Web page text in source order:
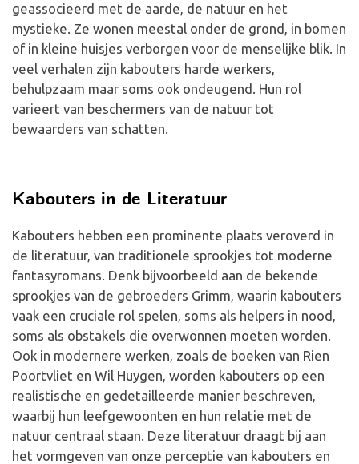
geassocieerd met de aarde, de natuur en het
mystieke. Ze wonen meestal onder de grond, in bomen
of in kleine huisjes verborgen voor de menselijke blik. In
veel verhalen zijn kabouters harde werkers,
behulpzaam maar soms ook ondeugend. Hun rol
varieert van beschermers van de natuur tot
bewaarders van schatten.
Kabouters in de Literatuur
Kabouters hebben een prominente plaats veroverd in
de literatuur, van traditionele sprookjes tot moderne
fantasyromans. Denk bijvoorbeeld aan de bekende
sprookjes van de gebroeders Grimm, waarin kabouters
vaak een cruciale rol spelen, soms als helpers in nood,
soms als obstakels die overwonnen moeten worden.
Ook in modernere werken, zoals de boeken van Rien
Poortvliet en Wil Huygen, worden kabouters op een
realistische en gedetailleerde manier beschreven,
waarbij hun leefgewoonten en hun relatie met de
natuur centraal staan. Deze literatuur draagt bij aan
het vormgeven van onze perceptie van kabouters en